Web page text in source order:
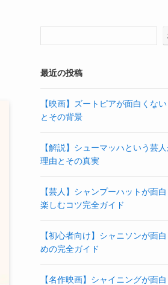
最近の投稿
【映画】ズートピアが面白くな
とその背景
【解説】シューマッハという芸
理由とその真実
【芸人】シャンプーハットが面
楽しむコツ完全ガイド
【初心者向け】シャニソンが面
めの完全ガイド
【名作映画】シャイニングが面